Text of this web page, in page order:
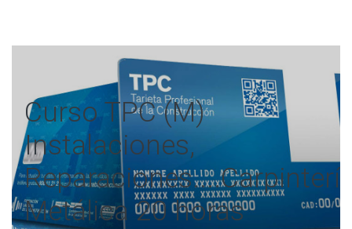
Curso TPC (M)
Instalaciones,
Metálica 20 horas